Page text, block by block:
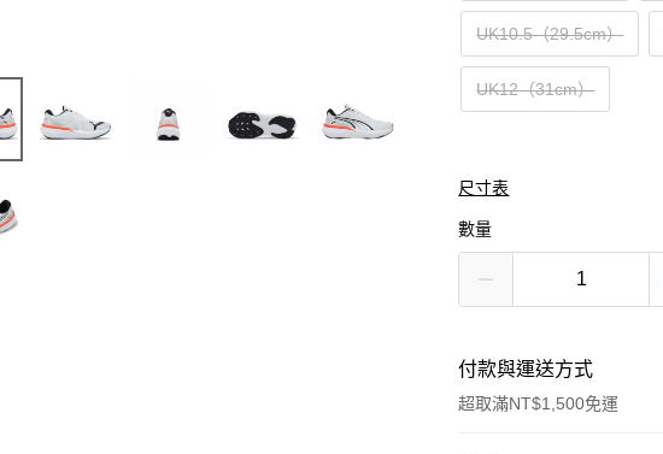
UK10.5（29.5cm）
UK12（31cm）
尺寸表
數量
付款與運送方式
超取滿NT$1,500免運